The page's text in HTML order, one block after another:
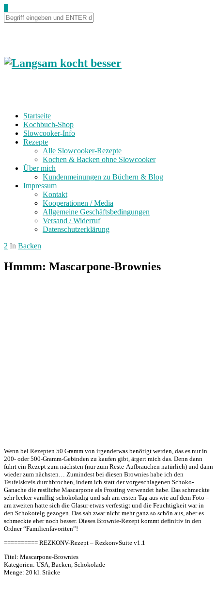
Startseite
Kochbuch-Shop
Slowcooker-Info
Rezepte
Alle Slowcooker-Rezepte
Kochen & Backen ohne Slowcooker
Über mich
Kundenmeinungen zu Büchern & Blog
Impressum
Kontakt
Kooperationen / Media
Allgemeine Geschäftsbedingungen
Versand / Widerruf
Datenschutzerklärung
2 In Backen
Hmmm: Mascarpone-Brownies
Wenn bei Rezepten 50 Gramm von irgendetwas benötigt werden, das es nur in
200- oder 500-Gramm-Gebinden zu kaufen gibt, ärgert mich das. Denn dann
führt ein Rezept zum nächsten (nur zum Reste-Aufbrauchen natürlich) und dann
wieder zum nächsten… Zumindest bei diesen Brownies habe ich den
Teufelskreis durchbrochen, indem ich statt der vorgeschlagenen Schoko-
Ganache die restliche Mascarpone als Frosting verwendet habe. Das schmeckte
sehr lecker vanillig-schokoladig und sah am ersten Tag aus wie auf dem Foto –
am zweiten hatte sich die Glasur etwas verfestigt und die Feuchtigkeit war in
den Schokoteig gezogen. Das sah zwar nicht mehr ganz so schön aus, aber es
schmeckte eher noch besser. Dieses Brownie-Rezept kommt definitiv in den
Ordner “Familienfavoriten”!
========== REZKONV-Rezept – RezkonvSuite v1.1
Titel: Mascarpone-Brownies
Kategorien: USA, Backen, Schokolade
Menge: 20 kl. Stücke